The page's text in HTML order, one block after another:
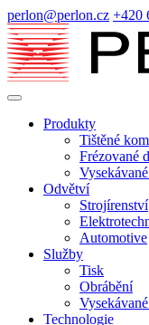
perlon@perlon.cz +420
Produkty
Tištěné
Frézované
Odvětví
Strojírenství
Automotive
Služby
Tisk
Obrábění
Technologie